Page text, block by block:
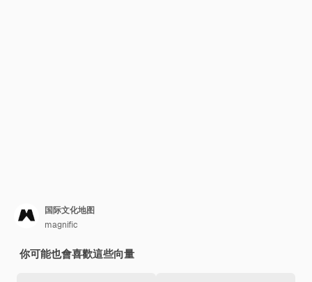
国际文化地图
magnific
你可能也會喜歡這些向量